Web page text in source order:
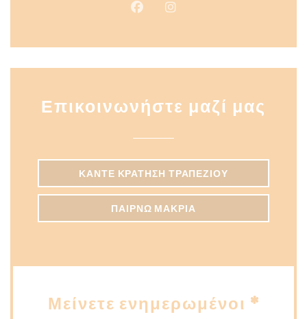
Facebook ((ανοίγει σε νέο
Instagram ((ανοίγει σε
Επικοινωνήστε μαζί μας
ΚΆΝΤΕ ΚΡΆΤΗΣΗ ΤΡΑΠΕΖΙΟΎ
ΠΑΊΡΝΩ ΜΑΚΡΙΆ
Μείνετε ενημερωμένοι *